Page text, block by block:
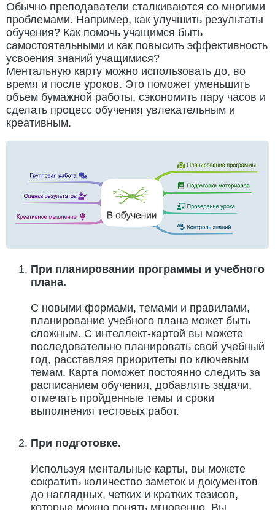
Обычно преподаватели сталкиваются со многими
проблемами. Например, как улучшить результаты
обучения? Как помочь учащимся быть
самостоятельными и как повысить эффективность
усвоения знаний учащимися?
Ментальную карту можно использовать до, во
время и после уроков. Это поможет уменьшить
объем бумажной работы, сэкономить пару часов и
сделать процесс обучения увлекательным и
креативным.
При планировании программы и учебного
плана.
С новыми формами, темами и правилами,
планирование учебного плана может быть
сложным. С интеллект-картой вы можете
последовательно планировать свой учебный
год, расставляя приоритеты по ключевым
темам. Карта поможет постоянно следить за
расписанием обучения, добавлять задачи,
отмечать пройденные темы и сроки
выполнения тестовых работ.
При подготовке.
Используя ментальные карты, вы можете
сократить количество заметок и документов
до наглядных, четких и кратких тезисов,
которые можно понять мгновенно. Вы